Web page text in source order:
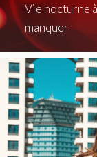
Vie nocturne
manquer